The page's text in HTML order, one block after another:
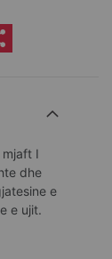
I
dhe
e
e ujit.